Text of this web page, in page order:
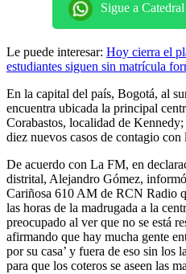
Sigue a
Le puede interesar: Hoy cierra el
estudiantes siguen sin matrícula
En la capital del país, Bogotá, al
encuentra ubicada la principal
Corabastos, localidad de
diez nuevos casos de contagio
De acuerdo con La FM, en
distrital, Alejandro Gómez,
Cariñosa 610 AM de RCN Radio
las horas de la madrugada a la
preocupado al ver que no se está
afirmando que hay mucha gente
por su casa’ y fuera de eso sin los
para que los coteros se aseen las